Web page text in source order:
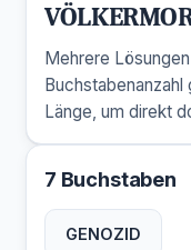
Mehrere
Länge, um direkt
7 Buchstaben
GENOZID